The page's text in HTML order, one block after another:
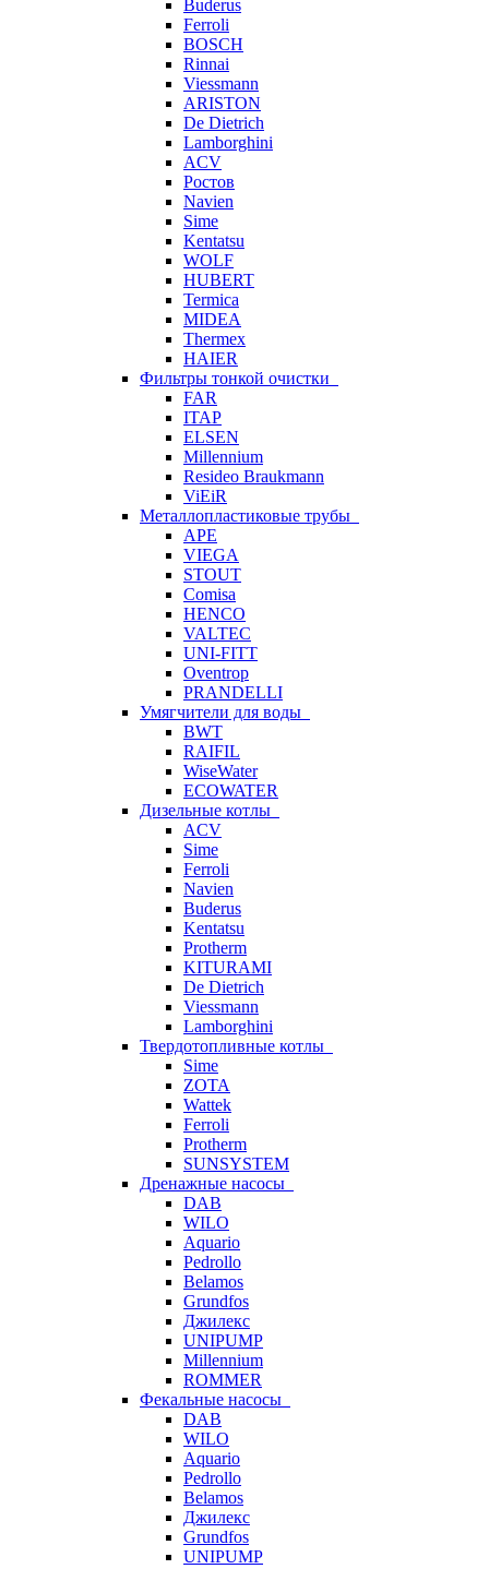
Buderus
Ferroli
BOSCH
Rinnai
Viessmann
ARISTON
De Dietrich
Lamborghini
ACV
Ростов
Navien
Sime
Kentatsu
WOLF
HUBERT
Termica
MIDEA
Thermex
HAIER
Фильтры тонкой очистки
FAR
ITAP
ELSEN
Millennium
Resideo Braukmann
ViEiR
Металлопластиковые трубы
APE
VIEGA
STOUT
Comisa
HENCO
VALTEC
UNI-FITT
Oventrop
PRANDELLI
Умягчители для воды
BWT
RAIFIL
WiseWater
ECOWATER
Дизельные котлы
ACV
Sime
Ferroli
Navien
Buderus
Kentatsu
Protherm
KITURAMI
De Dietrich
Viessmann
Lamborghini
Твердотопливные котлы
Sime
ZOTA
Wattek
Ferroli
Protherm
SUNSYSTEM
Дренажные насосы
DAB
WILO
Aquario
Pedrollo
Belamos
Grundfos
Джилекс
UNIPUMP
Millennium
ROMMER
Фекальные насосы
DAB
WILO
Aquario
Pedrollo
Belamos
Джилекс
Grundfos
UNIPUMP